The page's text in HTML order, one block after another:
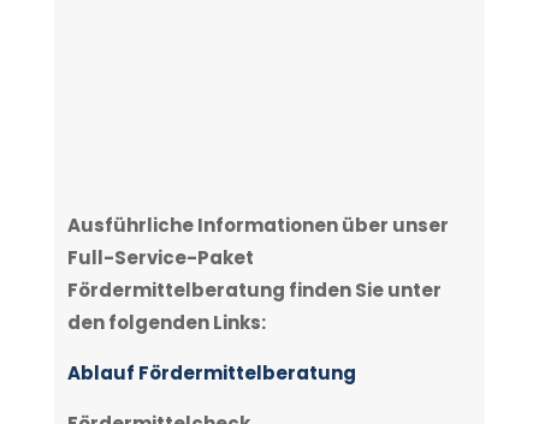
Ausführliche Informationen über unser
Full-Service-Paket
Fördermittelberatung finden Sie unter
den folgenden Links:
Ablauf Fördermittelberatung